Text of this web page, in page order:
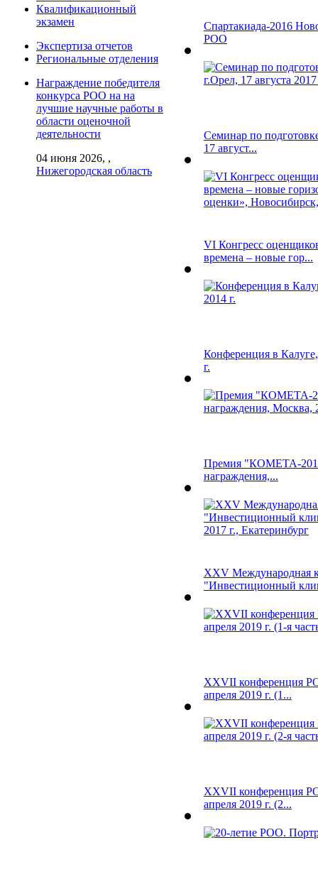
Квалификационный
экзамен
Экспертиза отчетов
Региональные отделения
Награждение победителя
конкурса РОО на на
лучшие научные работы в
области оценочной
деятельности
04 июня 2026, ,
Нижегородская область
Спартакиада-2016
РОО
Семинар по
17 август...
VI Конгресс
времена – новые гор...
Конференция в
г.
Премия "КОМЕТА-
награждения,...
XXV Международная
"Инвестиционный
XXVII конференция
апреля 2019 г. (1...
XXVII конференция
апреля 2019 г. (2...